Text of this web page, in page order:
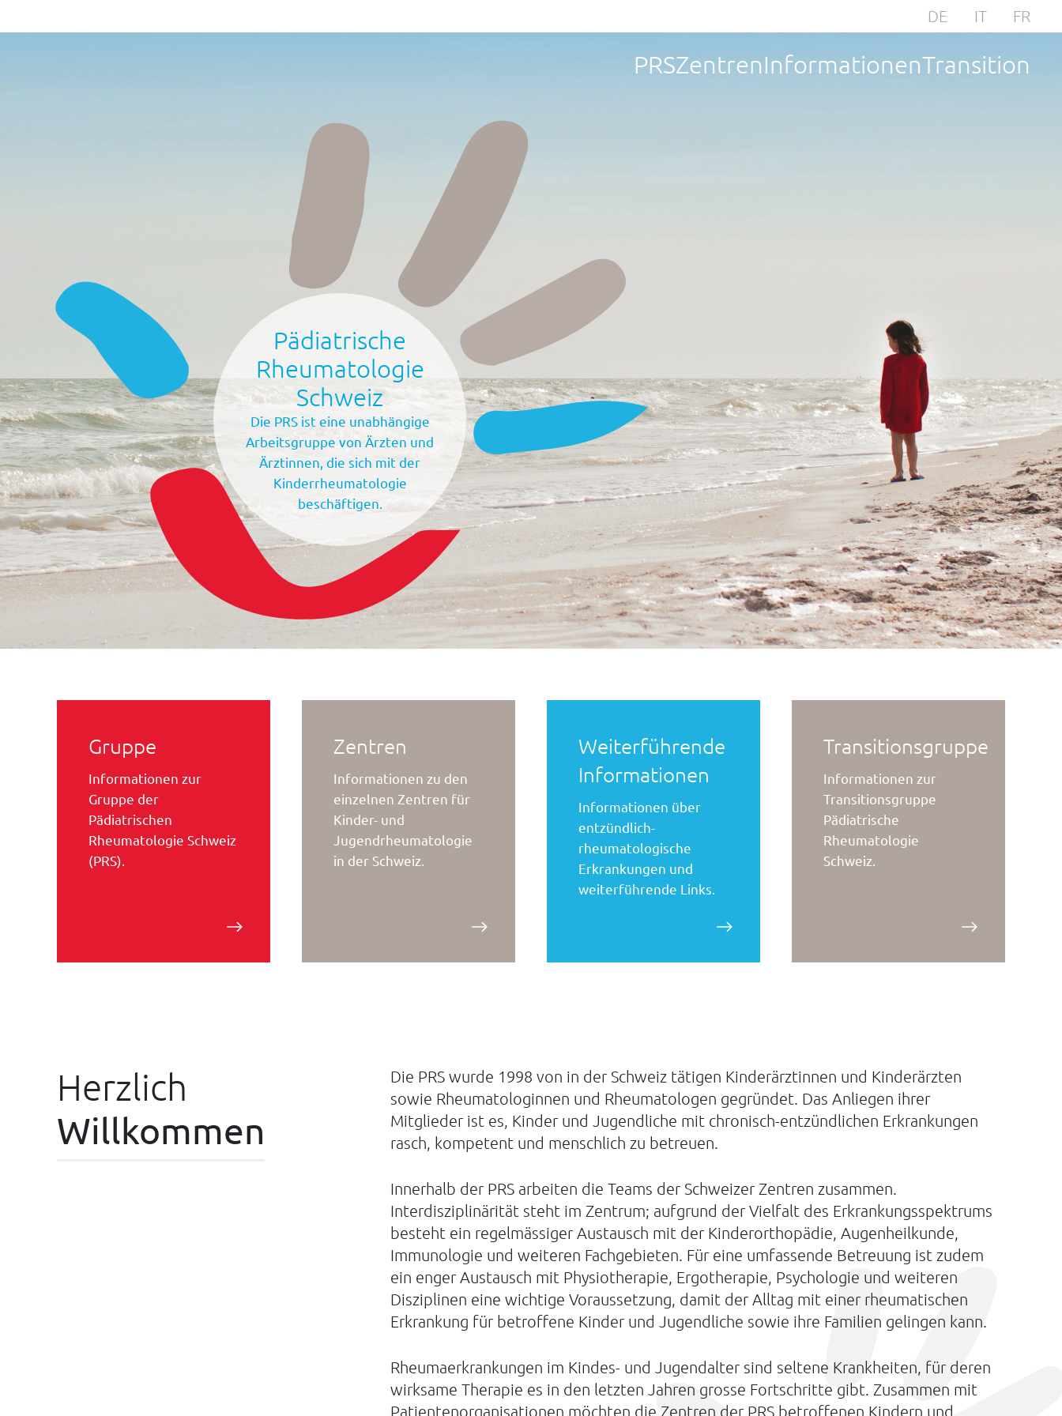
DE IT FR
PRSZentrenInformationenTransition
Pädiatrische
Rheumatologie
Schweiz
Die PRS ist eine unabhängige
Arbeitsgruppe von Ärzten und
Ärztinnen, die sich mit der
Kinderrheumatologie
beschäftigen.
Gruppe
Informationen zur
Gruppe der
Pädiatrischen
Rheumatologie Schweiz
(PRS).
Zentren
Informationen zu den
einzelnen Zentren für
Kinder- und
Jugendrheumatologie
in der Schweiz.
Weiterführende
Informationen
Informationen über
entzündlich-
rheumatologische
Erkrankungen und
weiterführende Links.
Transitionsgruppe
Informationen zur
Transitionsgruppe
Pädiatrische
Rheumatologie
Schweiz.
Herzlich
Willkommen
Die PRS wurde 1998 von in der Schweiz tätigen Kinderärztinnen und Kinderärzten
sowie Rheumatologinnen und Rheumatologen gegründet. Das Anliegen ihrer
Mitglieder ist es, Kinder und Jugendliche mit chronisch-entzündlichen Erkrankungen
rasch, kompetent und menschlich zu betreuen.
Innerhalb der PRS arbeiten die Teams der Schweizer Zentren zusammen.
Interdisziplinärität steht im Zentrum; aufgrund der Vielfalt des Erkrankungsspektrums
besteht ein regelmässiger Austausch mit der Kinderorthopädie, Augenheilkunde,
Immunologie und weiteren Fachgebieten. Für eine umfassende Betreuung ist zudem
ein enger Austausch mit Physiotherapie, Ergotherapie, Psychologie und weiteren
Disziplinen eine wichtige Voraussetzung, damit der Alltag mit einer rheumatischen
Erkrankung für betroffene Kinder und Jugendliche sowie ihre Familien gelingen kann.
Rheumaerkrankungen im Kindes- und Jugendalter sind seltene Krankheiten, für deren
wirksame Therapie es in den letzten Jahren grosse Fortschritte gibt. Zusammen mit
Patientenorganisationen möchten die Zentren der PRS betroffenen Kindern und